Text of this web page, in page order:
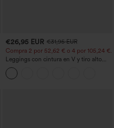
€26,95 EUR €31,95 EUR
Compra 2 por 52,62 € o 4 por 105,24 €.
Leggings con cintura en V y tiro alto
acampanados